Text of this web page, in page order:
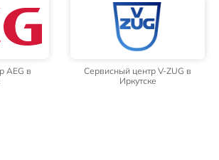
AEG в
Сервисный центр V-ZUG в
Иркутске